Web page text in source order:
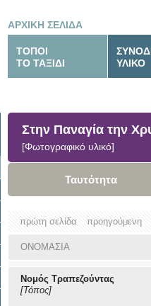
ΑΡΧΙΚΗ ΣΕΛΙΔΑ
ΤΟΠΟΙ
ΤΟ ΤΑΞΙΔΙ
ΥΛΙΚΟ
Στην Παναγία την
[Φωτογραφικό υλικό]
Ταυτότητα
πρώτη σελίδα προηγούμενη
ΟΝΟΜΑΣΙΑ
Νομός Τραπεζούντας
[Τόπος]